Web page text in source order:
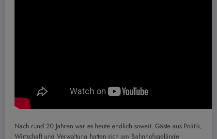
Nach rund 20 Jahren war es heute endlich soweit. Gäste aus Politik,
Wirtschaft und Verwaltung hatten sich am Bahnhofsgelände